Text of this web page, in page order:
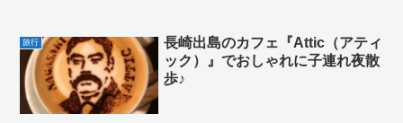
旅行
長崎出島のカフェ『Attic（アティ
ック）』でおしゃれに子連れ夜散
歩♪